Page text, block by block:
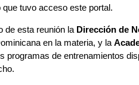
tuvo acceso este portal.
de esta reunión la Dirección de
en la materia, y la
programas de entrenamientos